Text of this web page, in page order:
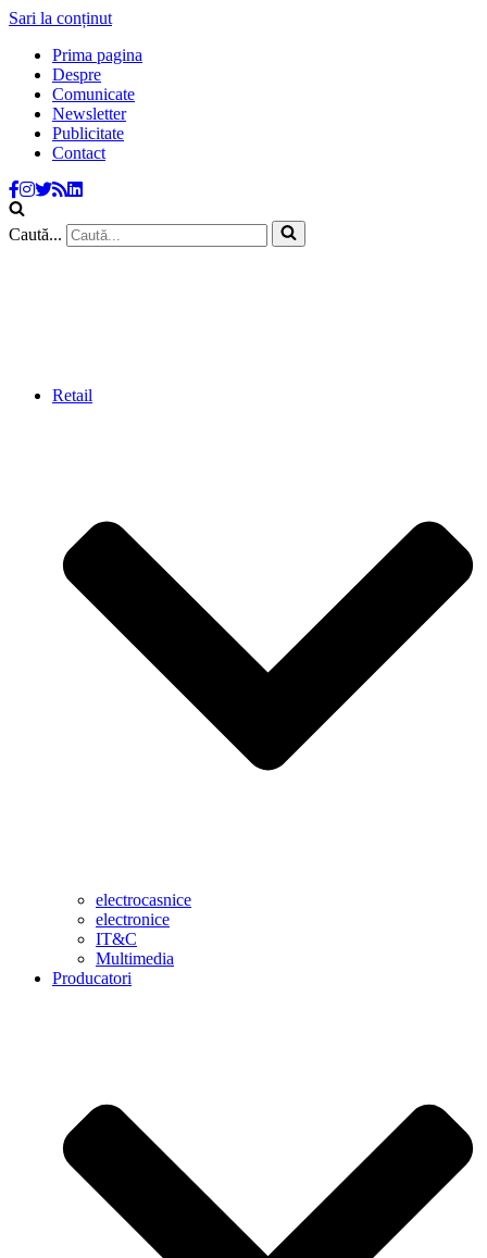
Sari la conținut
Prima pagina
Despre
Comunicate
Newsletter
Publicitate
Contact
Caută...
Retail
electrocasnice
electronice
IT&C
Multimedia
Producatori